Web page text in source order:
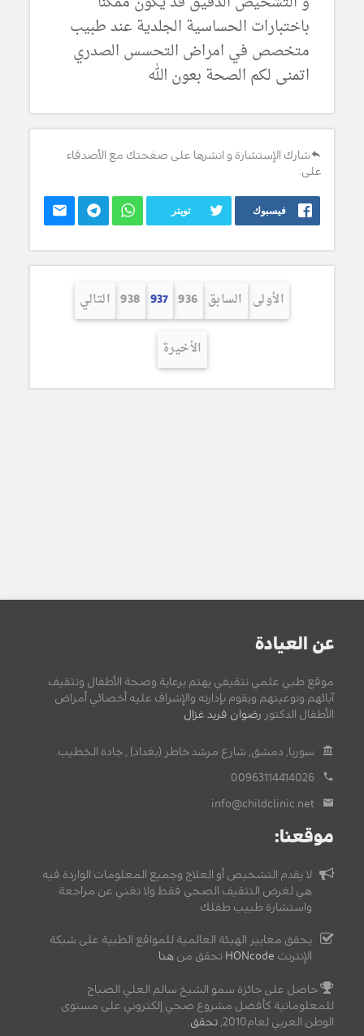
باختبارات الحساسية الجلدية عند طبيب
متخصص في امراض التحسس الصدري
اتمنى لكم الصحة بعون الله
شارك الإستشارة و انشرها على صفحتك مع الأصدقاء
على:
فيسبوك تويتر
الأولى السابق 936
937
938 التالي
الأخيرة
عن العيادة
موقع طبي علمي تثقيفي يهتم برعاية وصحة الأطفال وتثقيف
آبائهم وتوعيتهم ويقوم بإدارته والإشراف عليه أخصائي أمراض
الأطفال الدكتور رضوان فريد غزال
سوريا, دمشق, شارع مرشد خاطر (بغداد) , جادة الخطيب.
00963114414026
info@childclinic.net
موقعنا:
لا يقدم التشخيص أو العلاج وجميع المعلومات الواردة فيه
هي لغرض التثقيف الصحي فقط ولا تغني عن مراجعة
واستشارة طبيب طفلك.
يحقق معايير الهيئة العالمية للمواقع الطبية على شبكة
الإنترنت HONcode تحقق من هنا
حاصل على جائزة سمو الشيخ سالم العلي الصباح
للمعلوماتية كأفضل مشروع صحي إلكتروني على مستوى
الوطن العربي لعام2010,
تحقق